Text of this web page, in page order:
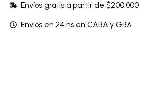
Envíos gratis a partir de $200.000
Envíos en 24 hs en CABA y GBA